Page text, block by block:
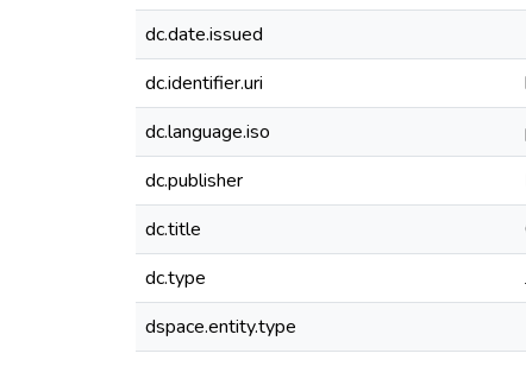
dc.date.issued
dc.identifier.uri
dc.language.iso
dc.publisher
dc.title
dc.type
dspace.entity.type